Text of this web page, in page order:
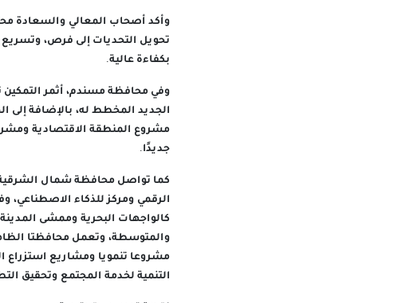
وأكد أصحاب المعالي والسعادة
تحويل التحديات إلى فرص، وتسريع
بكفاءة عالية.
وفي محافظة مسندم، أثمر
الجديد المخطط له، بالإضافة إلى
جديدًا.
الرقمي ومركز للذكاء الاصطناعي،
مشروعا تنمويا ومشاريع استزراع
التنمية لخدمة المجتمع وتحقيق